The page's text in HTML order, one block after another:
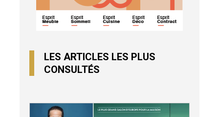
LES ARTICLES LES PLUS
CONSULTÉS